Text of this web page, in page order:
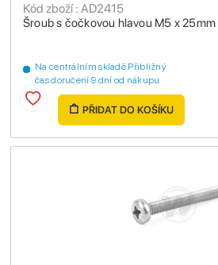
Šroub s čočkovou hlavou M5 x 25mm
Kód zboží : AD2415
Na centrálním skladě Přibližný
čas doručení 9 dní od nákupu
PŘIDAT DO KOŠÍKU